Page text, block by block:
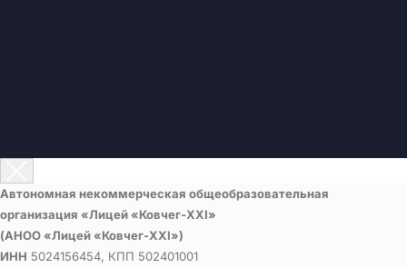
Автономная некоммерческая общеобразовательная
организация «Лицей «Ковчег-ХХI»
(АНОО «Лицей «Ковчег-ХХI»)
ИНН 5024156454, КПП 502401001